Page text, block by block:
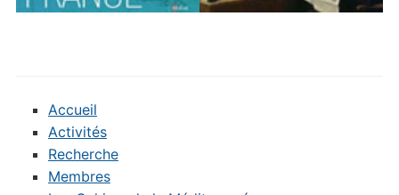
Accueil
Activités
Recherche
Membres